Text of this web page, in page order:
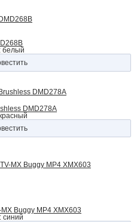
белый
DMD278A
Buggy MP4 XMX603
синий